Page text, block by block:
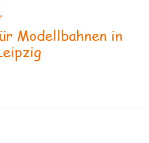
Modellbahnen in